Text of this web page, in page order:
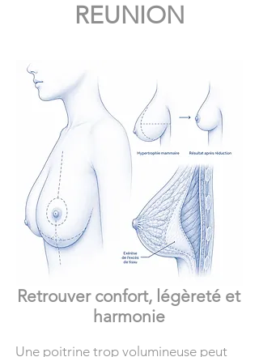
REUNION
Retrouver confort, légèreté et
harmonie
Une poitrine trop volumineuse peut